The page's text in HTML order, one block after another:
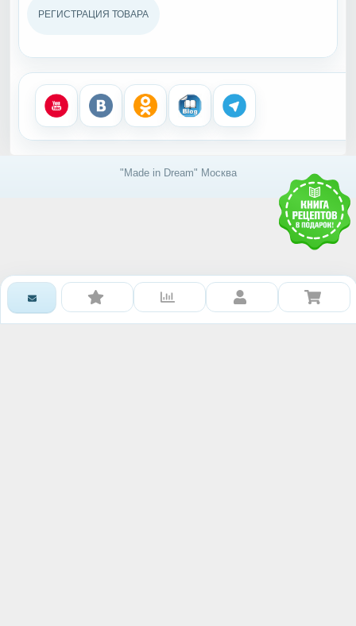
РЕГИСТРАЦИЯ ТОВАРА
"Made in Dream" Москва